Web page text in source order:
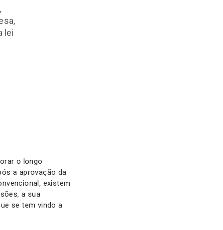
lei
o longo
a aprovação da
existem
a sua
se tem vindo a